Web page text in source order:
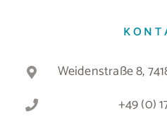
Weidenstraße 8,
+49 (0)